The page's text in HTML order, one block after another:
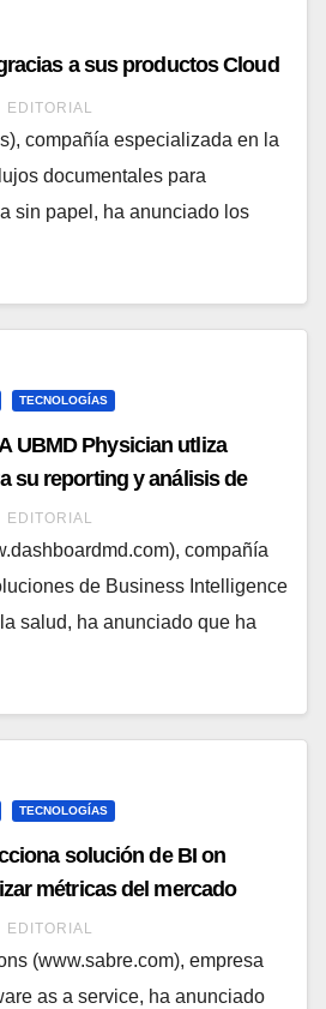
a sus productos Cloud
EDITORIAL
compañía especializada en la
documentales para
sin papel, ha anunciado los
TECNOLOGÍAS
UBMD Physician utliza
su reporting y análisis de
EDITORIAL
compañía
de Business Intelligence
salud, ha anunciado que ha
TECNOLOGÍAS
solución de BI on
métricas del mercado
EDITORIAL
(www.sabre.com), empresa
as a service, ha anunciado